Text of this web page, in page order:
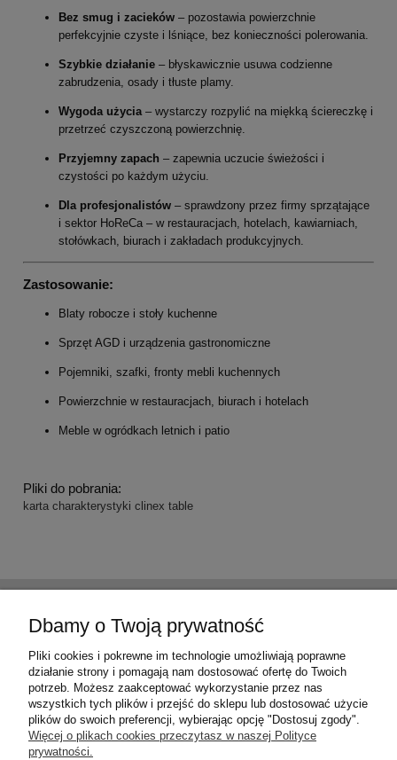
Bez smug i zacieków – pozostawia powierzchnie
perfekcyjnie czyste i lśniące, bez konieczności polerowania.
Szybkie działanie – błyskawicznie usuwa codzienne
zabrudzenia, osady i tłuste plamy.
Wygoda użycia – wystarczy rozpylić na miękką ściereczkę i
przetrzeć czyszczoną powierzchnię.
Przyjemny zapach – zapewnia uczucie świeżości i
czystości po każdym użyciu.
Dla profesjonalistów – sprawdzony przez firmy sprzątające
i sektor HoReCa – w restauracjach, hotelach, kawiarniach,
stołówkach, biurach i zakładach produkcyjnych.
Zastosowanie:
Blaty robocze i stoły kuchenne
Sprzęt AGD i urządzenia gastronomiczne
Pojemniki, szafki, fronty mebli kuchennych
Powierzchnie w restauracjach, biurach i hotelach
Meble w ogródkach letnich i patio
Pliki do pobrania:
karta charakterystyki clinex table
Płatności i dostawa
Informacje
Dbamy o Twoją prywatność
Pliki cookies i pokrewne im technologie umożliwiają poprawne
działanie strony i pomagają nam dostosować ofertę do Twoich
potrzeb. Możesz zaakceptować wykorzystanie przez nas
wszystkich tych plików i przejść do sklepu lub dostosować użycie
plików do swoich preferencji, wybierając opcję "Dostosuj zgody".
Więcej o plikach cookies przeczytasz w naszej Polityce
prywatności.